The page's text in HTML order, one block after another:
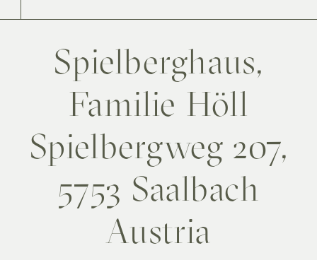
Spielberghaus,
Familie Höll
Spielbergweg 207,
5753 Saalbach
Austria